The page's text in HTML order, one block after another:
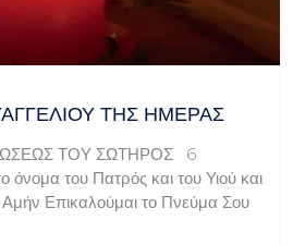
ΤΗΣ ΗΜΈΡΑΣ
ΤΟΥ ΣΩΤΗΡΟΣ 6
όνομα του Πατρός και του Υιού και
Επικαλούμαι το Πνεύμα Σου